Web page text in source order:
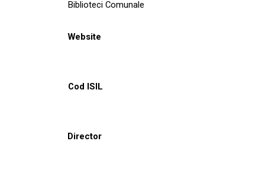
Biblioteci Comunale
Website
Cod ISIL
Director